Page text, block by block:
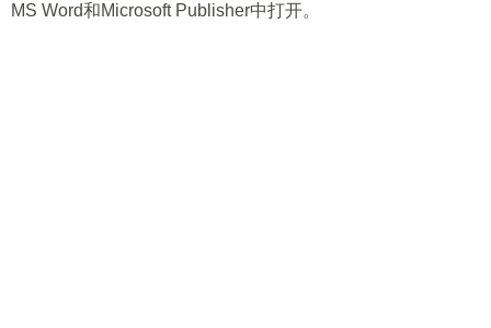
MS Word和Microsoft Publisher中打开。